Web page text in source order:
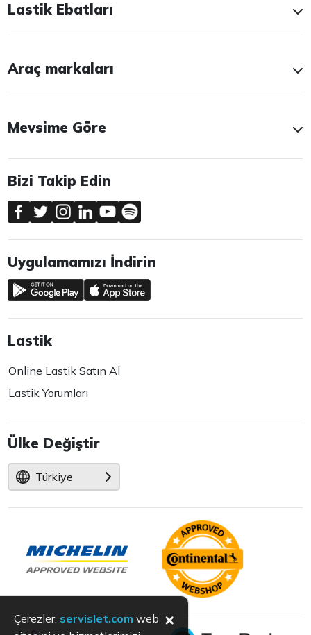
Lastik Ebatları
Araç markaları
Mevsime Göre
Bizi Takip Edin
Uygulamamızı İndirin
Lastik
Online Lastik Satın Al
Lastik Yorumları
Ülke Değiştir
Türkiye
Çerezler, servislet.com web ×